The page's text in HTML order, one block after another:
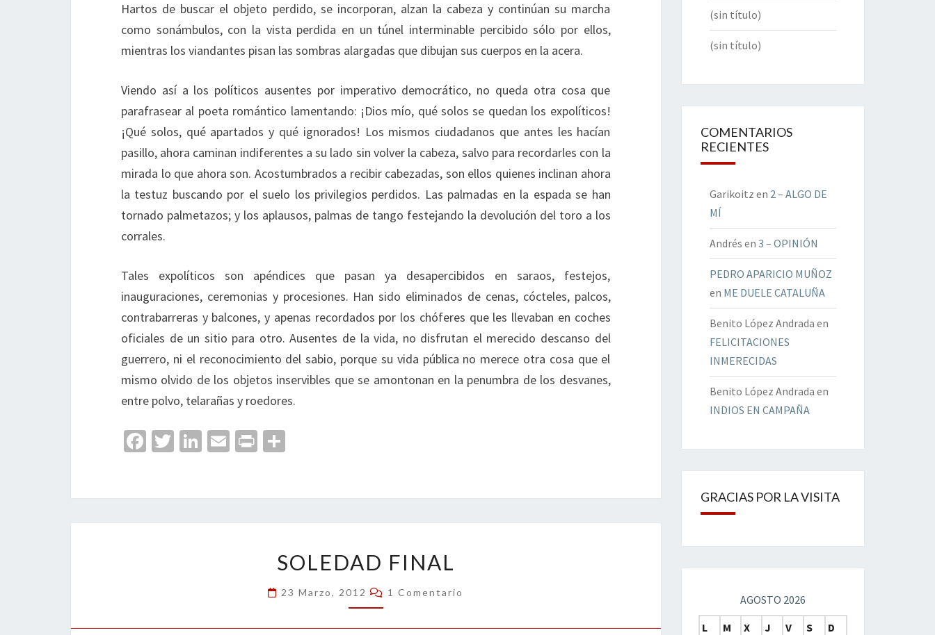
Hartos de buscar el objeto perdido, se incorporan, alzan la cabeza y continúan su marcha
como sonámbulos, con la vista perdida en un túnel interminable percibido sólo por ellos,
mientras los viandantes pisan las sombras alargadas que dibujan sus cuerpos en la acera.
Viendo así a los políticos ausentes por imperativo democrático, no queda otra cosa que
parafrasear al poeta romántico lamentando: ¡Dios mío, qué solos se quedan los expolíticos!
¡Qué solos, qué apartados y qué ignorados! Los mismos ciudadanos que antes les hacían
pasillo, ahora caminan indiferentes a su lado sin volver la cabeza, salvo para recordarles con la
mirada lo que ahora son. Acostumbrados a recibir cabezadas, son ellos quienes inclinan ahora
la testuz buscando por el suelo los privilegios perdidos. Las palmadas en la espada se han
tornado palmetazos; y los aplausos, palmas de tango festejando la devolución del toro a los
corrales.
Tales expolíticos son apéndices que pasan ya desapercibidos en saraos, festejos,
inauguraciones, ceremonias y procesiones. Han sido eliminados de cenas, cócteles, palcos,
contrabarreras y balcones, y apenas recordados por los chóferes que les llevaban en coches
oficiales de un sitio para otro. Ausentes de la vida, no disfrutan el merecido descanso del
guerrero, ni el reconocimiento del sabio, porque su vida pública no merece otra cosa que el
mismo olvido de los objetos inservibles que se amontonan en la penumbra de los desvanes,
entre polvo, telarañas y roedores.
Fa
o
T
Li
n
E
Pr
ar
tir
FINAL
SOLEDAD FINAL
23 Marzo, 2012 Comentarios
1 Comentario
(sin título)
(sin título)
COMENTARIOS
RECIENTES
Garikoitz en 2 – ALGO DE
MÍ
Andrés en 3 – OPINIÓN
PEDRO APARICIO MUÑOZ
en ME DUELE CATALUÑA
Benito López Andrada en
FELICITACIONES
INMERECIDAS
Benito López Andrada en
INDIOS EN CAMPAÑA
GRACIAS POR LA VISITA
AGOSTO 2026
L
M X J V S
D